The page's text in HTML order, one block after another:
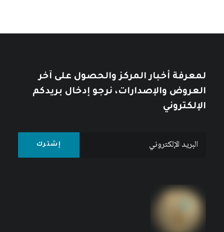
لمعرفة أخبار المركز والحصول على آخر
العروض والإصدارات، نرجو إدخال بريدكم
الإلكتروني